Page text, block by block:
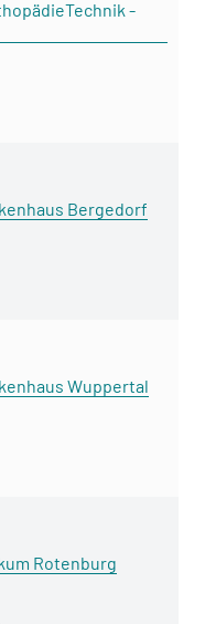
-
Bergedorf
Wuppertal
Rotenburg